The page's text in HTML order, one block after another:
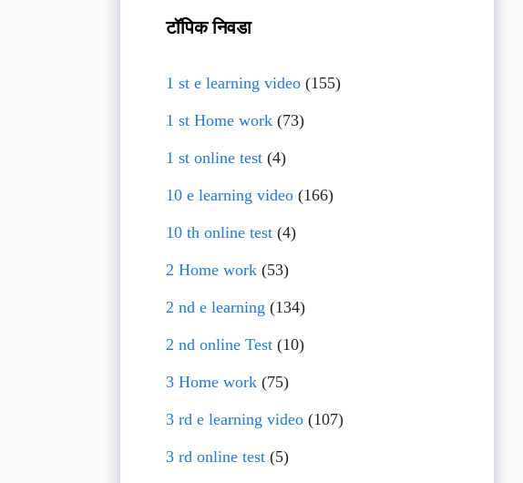
टॉपिक निवडा
1 st e learning video(155)
1 st Home work(73)
1 st online test(4)
10 e learning video(166)
10 th online test(4)
2 Home work(53)
2 nd e learning (134)
2 nd online Test(10)
3 Home work(75)
3 rd e learning video(107)
3 rd online test(5)